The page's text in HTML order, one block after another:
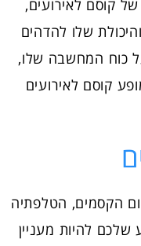
קוסם לאירועים,
שלו להדהים
כוח המחשבה שלו,
קוסם לאירועים
הקסמים, הטלפתיה
שלכם להיות מעניין